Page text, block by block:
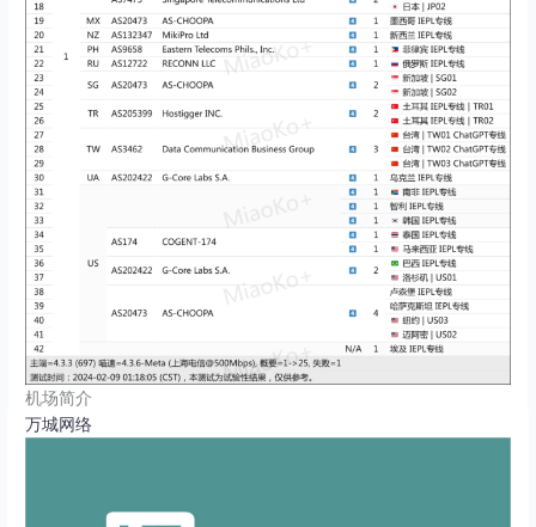
机场简介
万城网络